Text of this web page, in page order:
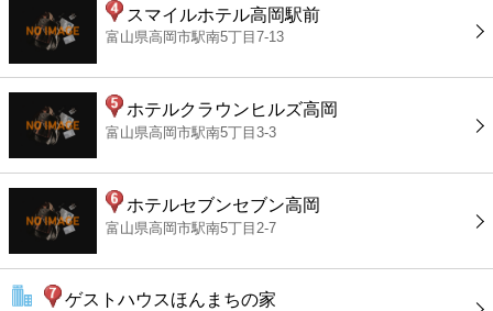
スマイルホテル高岡駅前
富山県高岡市駅南5丁目7-13
ホテルクラウンヒルズ高岡
富山県高岡市駅南5丁目3-3
ホテルセブンセブン高岡
富山県高岡市駅南5丁目2-7
ゲストハウスほんまちの家